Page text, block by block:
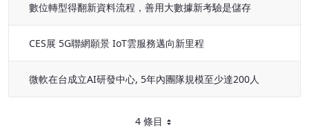
數位轉型得翻新資料流程，善用大數據新考驗是儲存
CES展 5G聯網願景 IoT雲服務邁向新里程
微軟在台成立AI研發中心, 5年內團隊規模至少達200人
4 條目每頁